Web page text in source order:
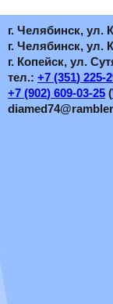
г. Челябинск, ул.
г. Челябинск, ул.
г. Копейск, ул.
тел.: +7 (351) 225-
+7 (902) 609-03-25 (